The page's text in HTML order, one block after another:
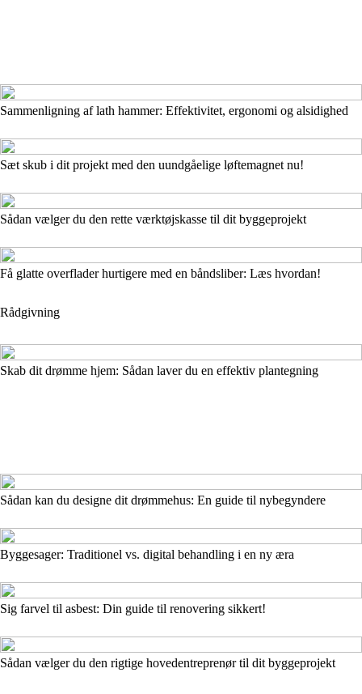
Sammenligning af lath hammer: Effektivitet, ergonomi og alsidighed
Sæt skub i dit projekt med den uundgåelige løftemagnet nu!
Sådan vælger du den rette værktøjskasse til dit byggeprojekt
Få glatte overflader hurtigere med en båndsliber: Læs hvordan!
Rådgivning
Skab dit drømme hjem: Sådan laver du en effektiv plantegning
Sådan kan du designe dit drømmehus: En guide til nybegyndere
Byggesager: Traditionel vs. digital behandling i en ny æra
Sig farvel til asbest: Din guide til renovering sikkert!
Sådan vælger du den rigtige hovedentreprenør til dit byggeprojekt